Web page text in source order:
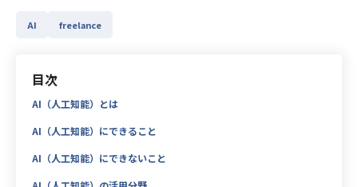
AI freelance
目次
AI（人工知能）とは
AI（人工知能）にできること
AI（人工知能）にできないこと